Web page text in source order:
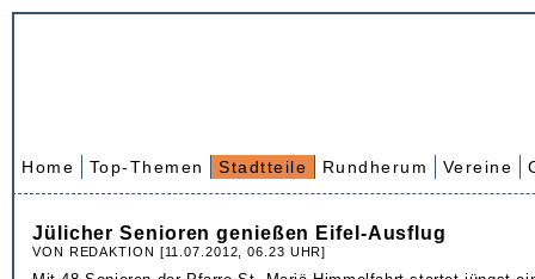
Home Top-Themen Stadtteile Rundherum Vereine
Jülicher Senioren genießen Eifel-Ausflug
VON REDAKTION [11.07.2012, 06.23 UHR]